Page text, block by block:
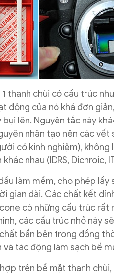
thanh chùi có cấu trúc
động của nó khá đơn
lên. Nguyên tắc này
nhân tạo nên các
có kinh nghiệm),
nhau (IDRS, Dichroic,
làm mềm, cho phép lấy
gian dài. Các chất kết
có những cấu trúc rất
các cấu trúc nhỏ này
bẩn bên trong đồng
tác động làm sạch bề
trên bề mặt thanh